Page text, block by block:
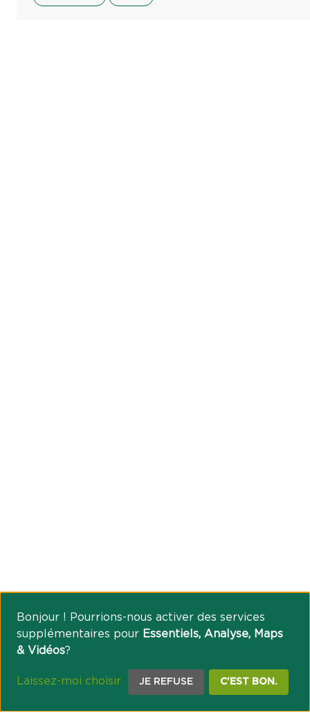
Bonjour ! Pourrions-nous activer des services
supplémentaires pour Essentiels, Analyse, Maps
& Vidéos?
Laissez-moi choisir JE REFUSE C'EST BON.